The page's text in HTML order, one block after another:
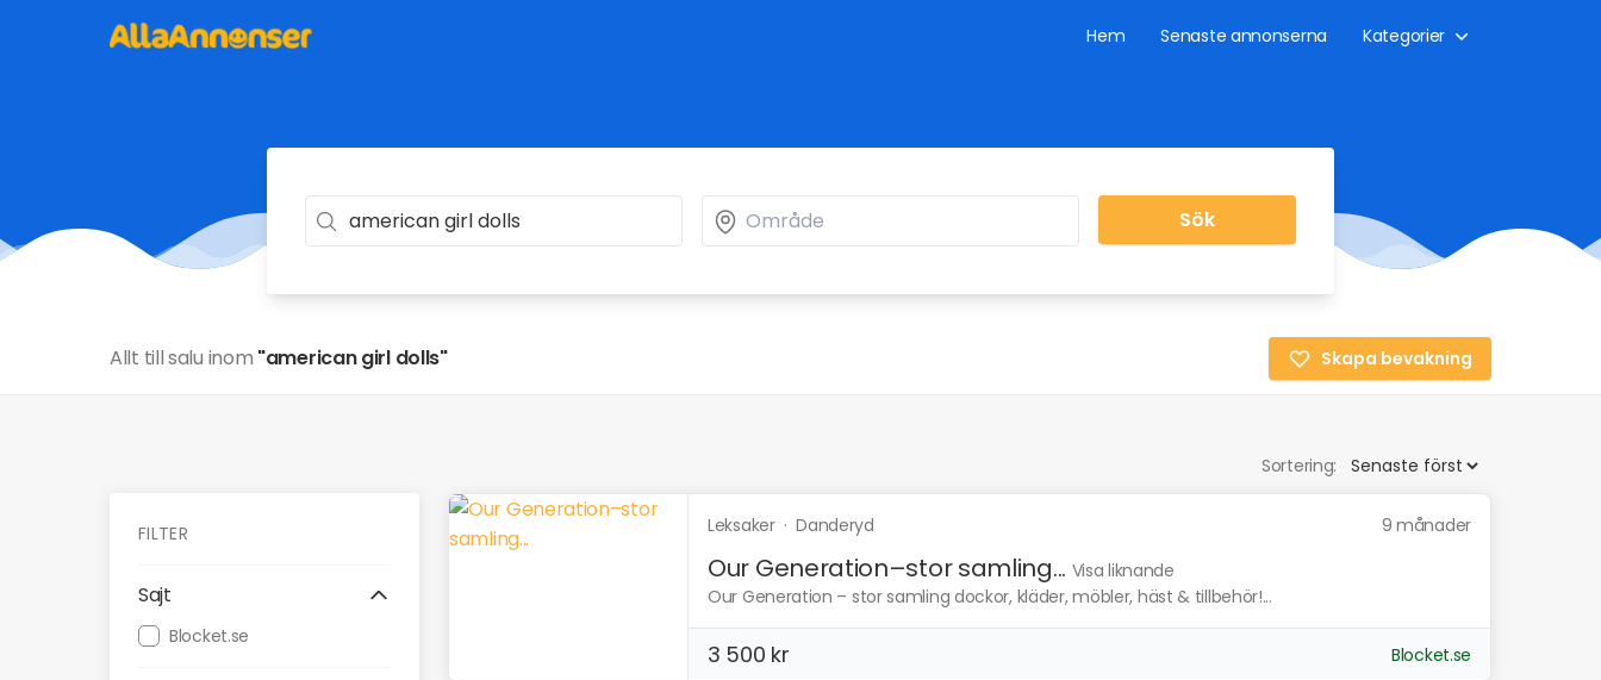
Hem Senaste annonserna Kategorier
Sök
Allt till salu inom "american girl dolls" Skapa bevakning
Sortering:
FILTER
Sajt
Blocket.se
Leksaker·Danderyd 9 månader
Our Generation–stor samling... Visa liknande
Our Generation – stor samling dockor, kläder, möbler, häst & tillbehör!...
3 500 kr Blocket.se